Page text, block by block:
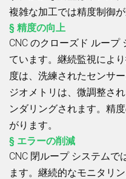
複雑な加工では精度制御
§ 精度の向上
CNC のクローズド ルー
ています。継続監視によ
度は、洗練されたセンサ
ジオメトリは、微調整さ
ンダリングされます。精
がります。
§ エラーの削減
CNC 閉ループ システムで
ます。継続的なモニタリ